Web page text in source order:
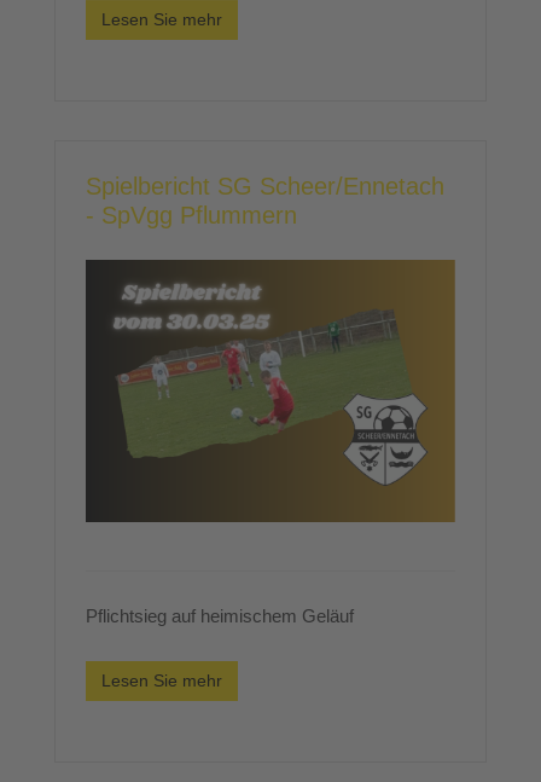
Lesen Sie mehr
Spielbericht SG Scheer/Ennetach
- SpVgg Pflummern
Pflichtsieg auf heimischem Geläuf
Lesen Sie mehr